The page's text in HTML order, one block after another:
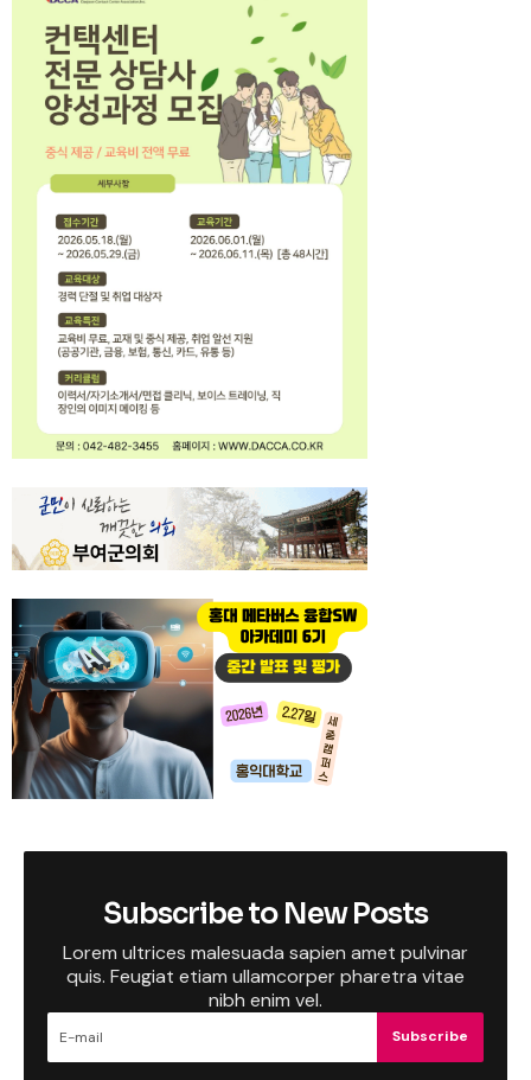
Subscribe to New Posts
Lorem ultrices malesuada sapien amet pulvinar
quis. Feugiat etiam ullamcorper pharetra vitae
nibh enim vel.
Subscribe